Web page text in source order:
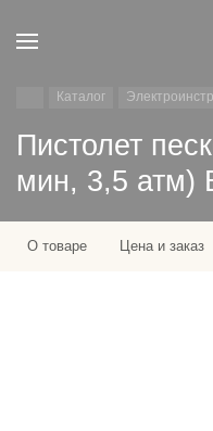
Каталог
Пистолет
мин, 3,5 атм)
О товаре Цена и заказ